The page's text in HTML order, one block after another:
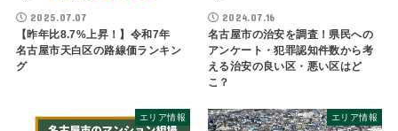
2025.07.07
【昨年比8.7%上昇！】令和7年
名古屋市天白区の路線価ランキン
グ
2024.07.16
名古屋市の治安を調査！県民への
アンケート・犯罪認知件数から考
える治安の良い区・悪い区はど
こ？
エリア情報 エリア情報